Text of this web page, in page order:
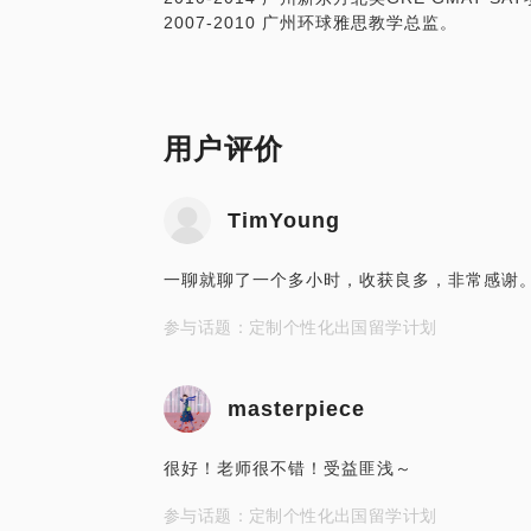
2007-2010 广州环球雅思教学总监。
用户评价
TimYoung
一聊就聊了一个多小时，收获良多，非常感谢。
参与话题：定制个性化出国留学计划
masterpiece
很好！老师很不错！受益匪浅～
参与话题：定制个性化出国留学计划